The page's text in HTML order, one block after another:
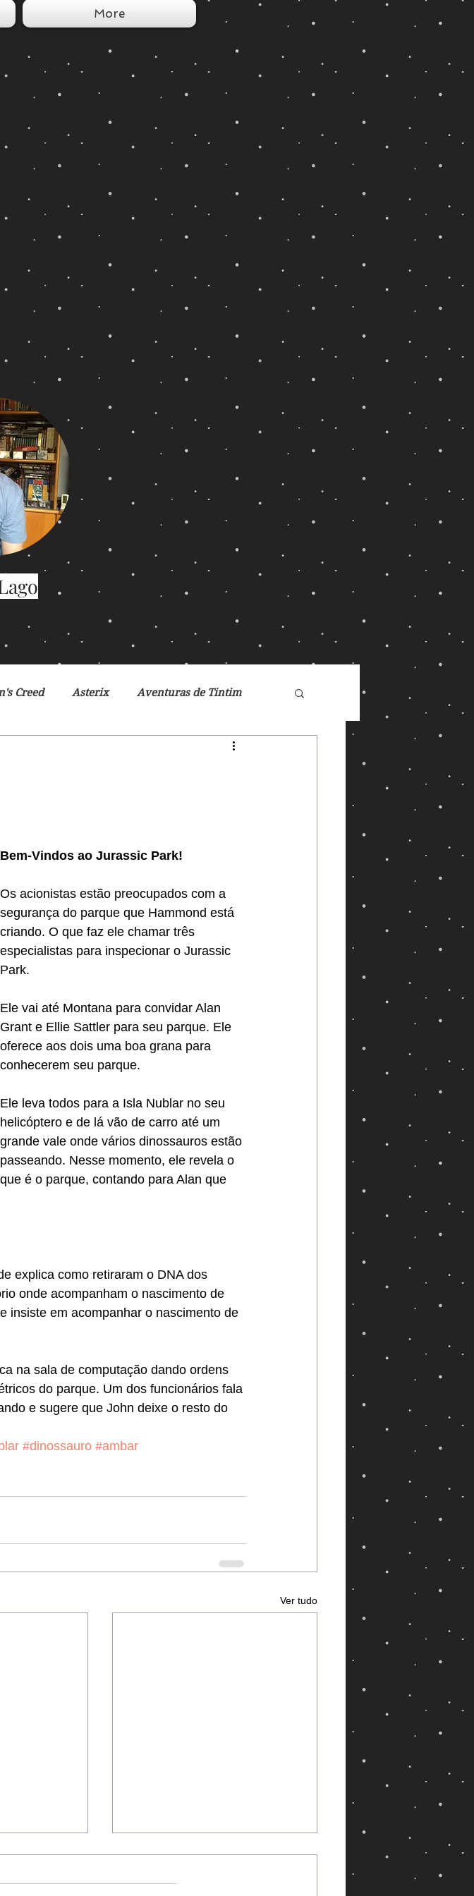
More
Creed Asterix Aventuras de Tintim
de Gelo e Fogo
Fronteiras do Universo
Vorazes Livros LucasFilm Mad Max
Bem-Vindos ao Jurassic Park!
Os acionistas estão preocupados com a
segurança do parque que Hammond está
criando. O que faz ele chamar três
especialistas para inspecionar o Jurassic
Park.
Ele vai até Montana para convidar Alan
Grant e Ellie Sattler para seu parque. Ele
oferece aos dois uma boa grana para
conhecerem seu parque.
Ele leva todos para a Isla Nublar no seu
helicóptero e de lá vão de carro até um
grande vale onde vários dinossauros estão
passeando. Nesse momento, ele revela o
que é o parque, contando para Alan que
explica como retiraram o DNA dos
onde acompanham o nascimento de
insiste em acompanhar o nascimento de
na sala de computação dando ordens
do parque. Um dos funcionários fala
e sugere que John deixe o resto do
#dinossauro #ambar
Ver tudo